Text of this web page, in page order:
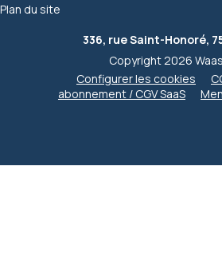
Plan du site
336, rue Saint-Honoré,
Copyright 2026
Configurer les cookies
abonnement / CGV SaaS